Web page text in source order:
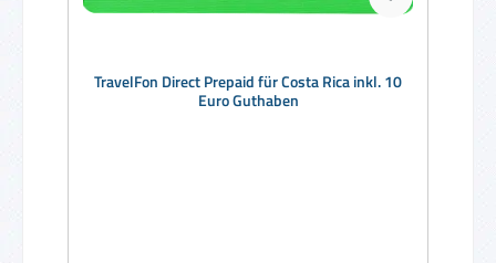
TravelFon Direct Prepaid für Costa Rica inkl. 10
Euro Guthaben